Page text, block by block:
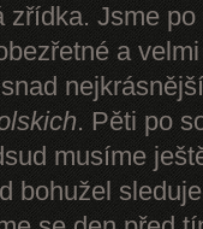
zřídka. Jsme
a
. Pěti po
musíme
bohužel